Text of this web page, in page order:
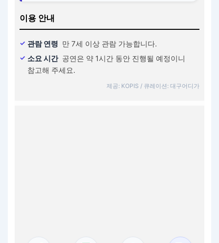
이용 안내
관람 연령 만 7세 이상 관람 가능합니다.
소요 시간 공연은 약 1시간 동안 진행될 예정이니
참고해 주세요.
제공: KOPIS / 큐레이션: 대구어디가